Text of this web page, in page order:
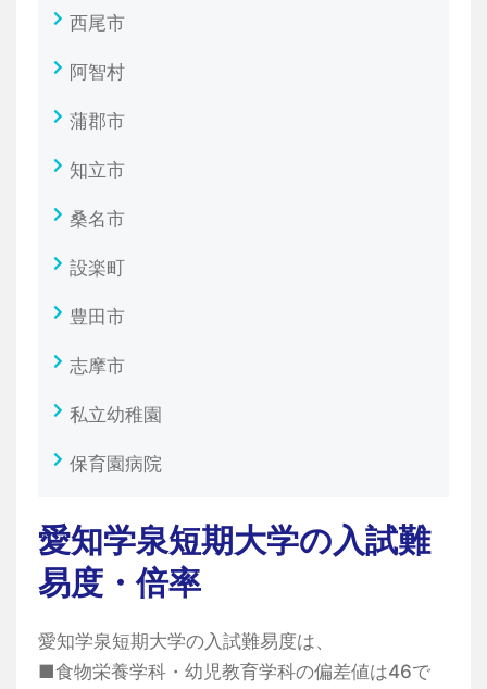
西尾市
阿智村
蒲郡市
知立市
桑名市
設楽町
豊田市
志摩市
私立幼稚園
保育園病院
愛知学泉短期大学の入試難
易度・倍率
愛知学泉短期大学の入試難易度は、
■食物栄養学科・幼児教育学科の偏差値は46で